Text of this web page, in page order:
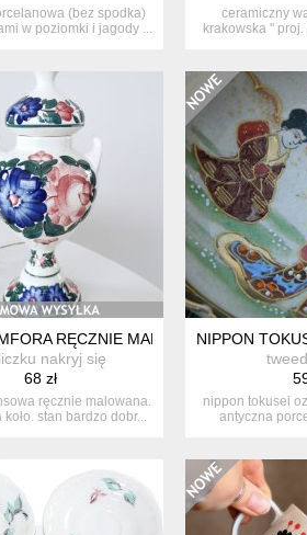
(bez spodka)
w poziomki i jagody ...
ceramiczny
krakowska "
LATA 1875–1909 ANTYK
RĘCZNIE MALOWANA, KOŁO, PRL
nakryj się
68 zł
ręcznie malowana.
stan bardzo dobr...
NIPPON
nippon tokusei
antyczna